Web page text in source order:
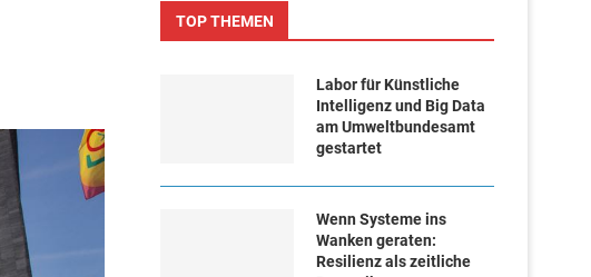
TOP THEMEN
Labor für Künstliche
Intelligenz und Big Data
am Umweltbundesamt
gestartet
Wenn Systeme ins
Wanken geraten:
Resilienz als zeitliche